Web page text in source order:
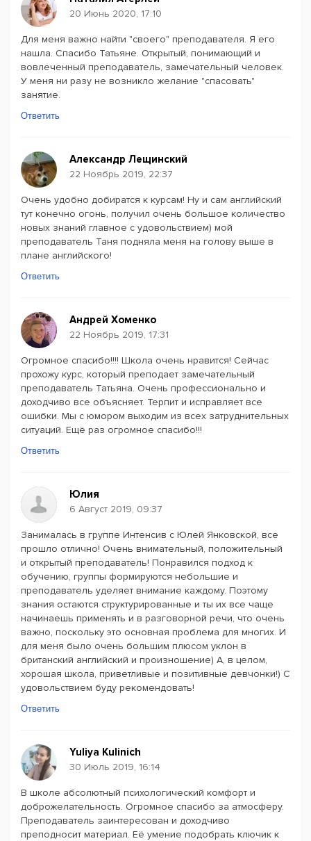
20 Июнь 2020, 17:10
Для меня важно найти "своего" преподавателя. Я его
нашла. Спасибо Татьяне. Открытый, понимающий и
вовлеченный преподаватель, замечательный человек.
У меня ни разу не возникло желание "спасовать"
занятие.
Ответить
Александр Лещинский
22 Ноябрь 2019, 22:37
Очень удобно добиратся к курсам! Ну и сам английский
тут конечно огонь, получил очень большое количество
новых знаний главное с удовольствием) мой
преподаватель Таня подняла меня на голову выше в
плане английского!
Ответить
Андрей Хоменко
22 Ноябрь 2019, 17:31
Огромное спасибо!!!! Школа очень нравится! Сейчас
прохожу курс, который преподает замечательный
преподаватель Татьяна. Очень профессионально и
доходчиво все объясняет. Терпит и исправляет все
ошибки. Мы с юмором выходим из всех затруднительных
ситуаций. Ещё раз огромное спасибо!!!
Ответить
Юлия
6 Август 2019, 09:37
Занималась в группе Интенсив с Юлей Янковской, все
прошло отлично! Очень внимательный, положительный
и открытый преподаватель! Понравился подход к
обучению, группы формируются небольшие и
преподаватель уделяет внимание каждому. Поэтому
знания остаются структурированные и ты их все чаще
начинаешь применять и в разговорной речи, что очень
важно, поскольку это основная проблема для многих. И
для меня было очень большим плюсом уклон в
британский английский и произношение) А, в целом,
хорошая школа, приветливые и позитивные девчонки!) С
удовольствием буду рекомендовать!
Ответить
Yuliya Kulinich
30 Июль 2019, 16:14
В школе абсолютный психологический комфорт и
доброжелательность. Огромное спасибо за атмосферу.
Преподаватель заинтересован и доходчиво
преподносит материал. Её умение подобрать ключик к